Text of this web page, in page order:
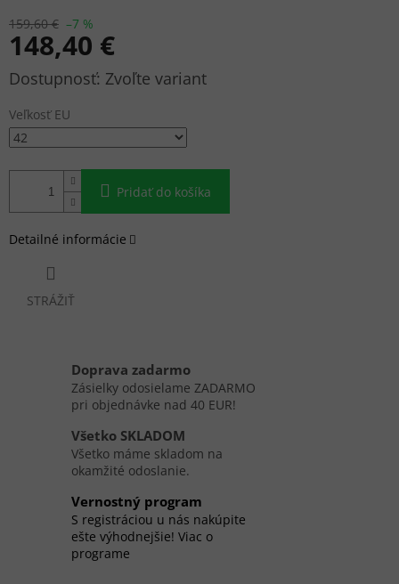
159,60 € –7 %
148,40 €
Jednotková
Zvoľte variant
Veľkosť EU
Pridať do košíka
Detailné informácie
STRÁŽIŤ
Doprava zadarmo
Zásielky odosielame ZADARMO
pri objednávke nad 40 EUR!
Všetko SKLADOM
Všetko máme skladom na
okamžité odoslanie.
Vernostný program
S registráciou u nás nakúpite
ešte výhodnejšie! Viac o
programe